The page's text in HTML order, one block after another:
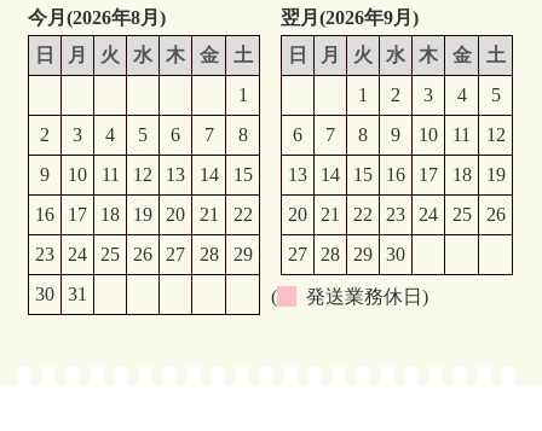
今月(2026年8月)
日
月 火 水 木 金
土
1
2
3 4 5 6 7
8
9
10 11 12 13 14
15
16
17 18 19 20 21
22
23
24 25 26 27 28
29
30
31
翌月(2026年9月)
日
月 火 水 木 金
土
1
2 3 4
5
6
7 8 9 10 11
12
13
14 15 16 17 18
19
20
21 22 23 24 25
26
27
28 29 30
( 発送業務休日)